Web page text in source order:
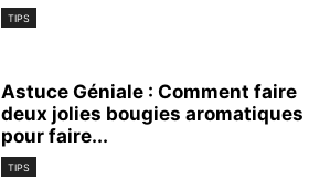
TIPS
Astuce Géniale : Comment faire
deux jolies bougies aromatiques
pour faire...
TIPS